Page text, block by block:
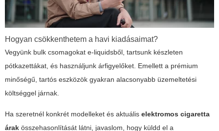
Hogyan csökkenthetem a havi kiadásaimat?
Vegyünk bulk csomagokat e-liquidsből, tartsunk készleten
pótkazettákat, és használjunk árfigyelőket. Emellett a prémium
minőségű, tartós eszközök gyakran alacsonyabb üzemeltetési
költséggel járnak.
Ha szeretnél konkrét modelleket és aktuális elektromos cigaretta
árak összehasonlítását látni, javaslom, hogy küldd el a